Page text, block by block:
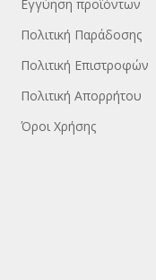
Εγγύηση προϊόντων
Πολιτική Παράδοσης
Πολιτική Επιστροφών
Πολιτική Απορρήτου
Όροι Χρήσης